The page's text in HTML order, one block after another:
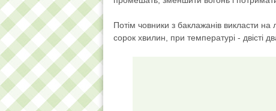
Потім човники з баклажанів викласти на
сорок хвилин, при температурі - двісті